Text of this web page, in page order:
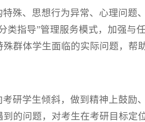
殊、思想行为异常、心理问
类指导”管理服务模式，加强
群体学生面临的实际问题，帮
研学生倾斜，做到精神上鼓
的问题，对考生在考研目标